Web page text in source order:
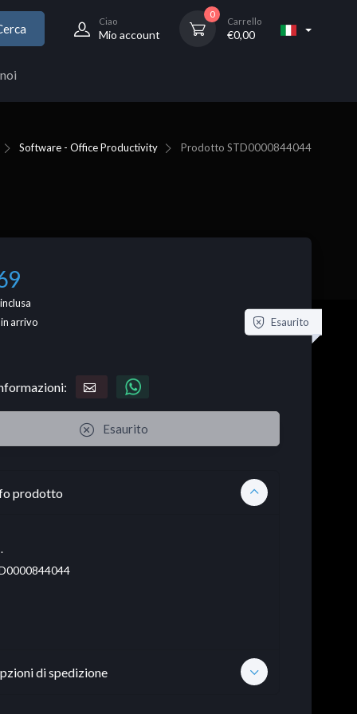
Ciao
Mio account
0
Carrello
€0,00
Software - Office Productivity Prodotto STD0000844044
arrivo
Esaurito
Esaurito
prodotto
di spedizione